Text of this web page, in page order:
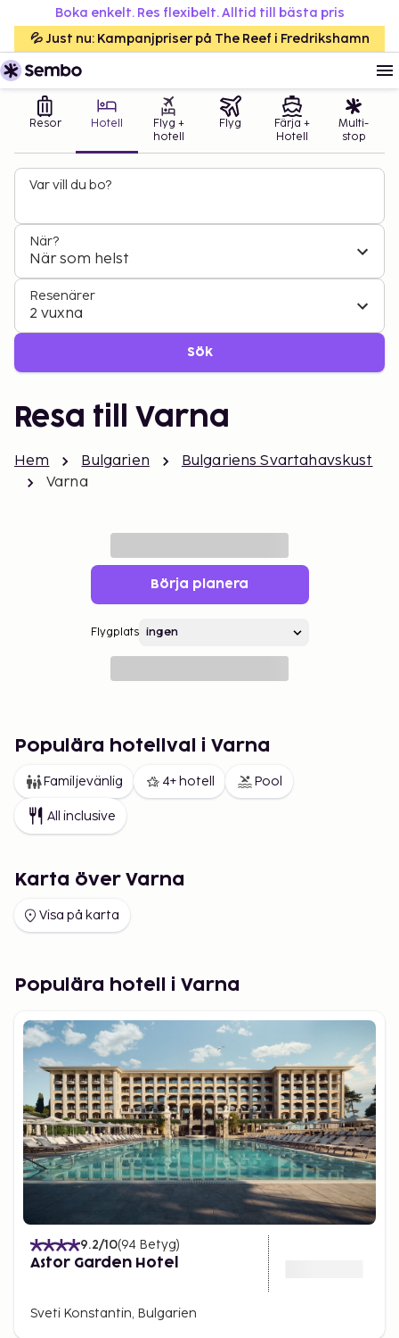
Boka enkelt. Res flexibelt. Alltid till bästa pris
💦 Just nu: Kampanjpriser på The Reef i Fredrikshamn
Resor Hotell
Flyg +
hotell
Flyg
Färja +
Hotell
Multi-
stop
Var vill du bo?
När?
När som helst
Resenärer
2 vuxna
Sök
Resa till Varna
Hem Bulgarien
Bulgariens Svartahavskust
Varna
Börja planera
Flygplats
Populära hotellval i Varna
Familjevänlig 4+ hotell Pool
All inclusive
Karta över Varna
Visa på karta
Populära hotell i Varna
9.2/10(94 Betyg)
Astor Garden Hotel
Sveti Konstantin, Bulgarien